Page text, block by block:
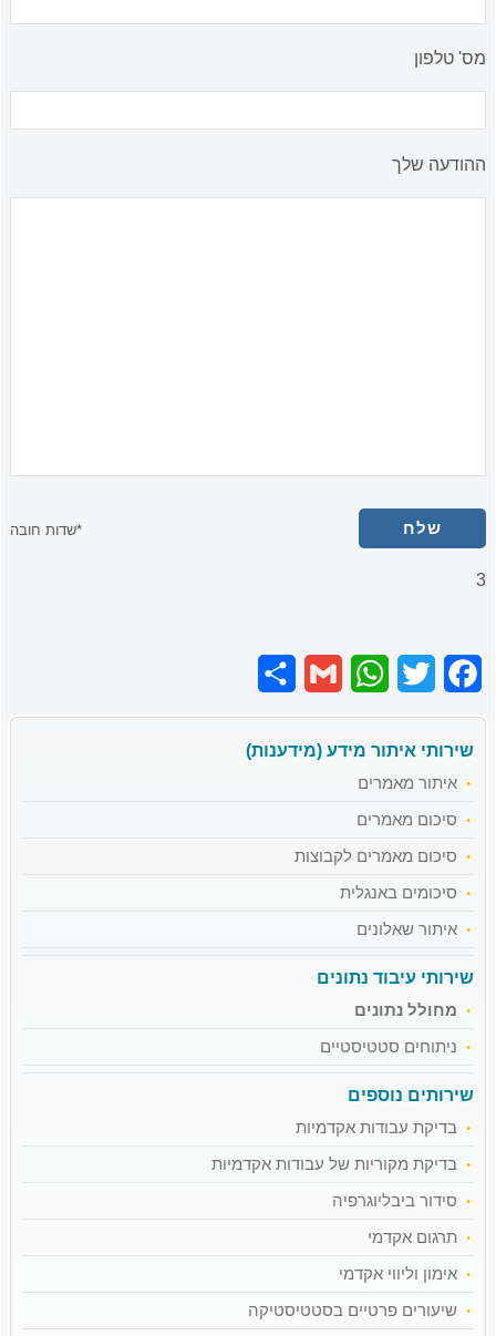
Facebook
Twitter
WhatsApp
Gmail
שירותי איתור מידע (מידענות)
איתור מאמרים
סיכום מאמרים
סיכום מאמרים לקבוצות
סיכומים באנגלית
איתור שאלונים
שירותי עיבוד נתונים
מחולל נתונים
ניתוחים סטטיסטיים
שירותים נוספים
בדיקת עבודות אקדמיות
בדיקת מקוריות של עבודות אקדמיות
סידור ביבליוגרפיה
תרגום אקדמי
אימון וליווי אקדמי
שיעורים פרטיים בסטטיסטיקה
מס' טלפון
ההודעה שלך
*שדות חובה
3